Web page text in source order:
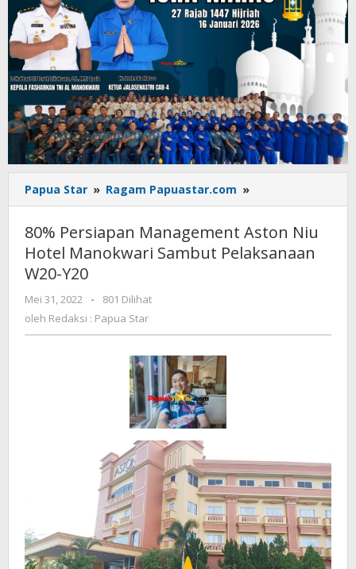
Papua Star » Ragam Papuastar.com »
Persiapan
Aston
Niu
W20-
80% Persiapan Management Aston Niu
Hotel Manokwari Sambut Pelaksanaan
W20-Y20
Mei 31, 2022
oleh
Redaksi
-
801 Dilihat
oleh Redaksi : Papua Star